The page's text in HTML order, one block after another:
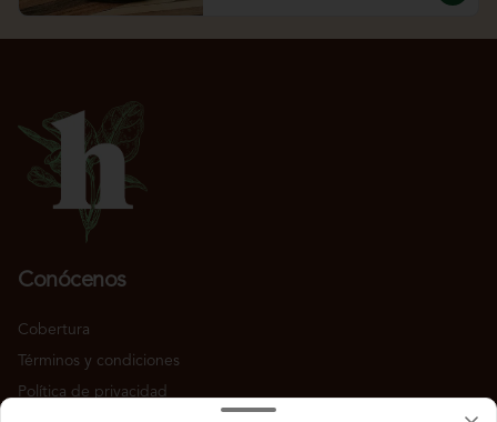
Conócenos
Cobertura
Términos y condiciones
Política de privacidad